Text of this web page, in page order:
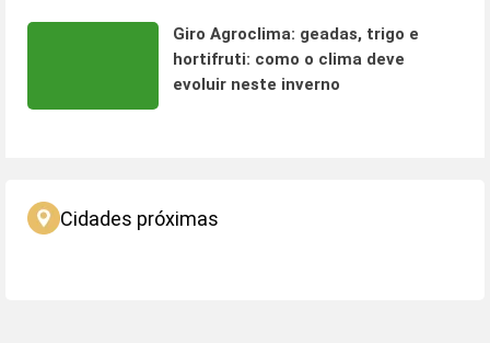
Giro Agroclima: geadas, trigo e
hortifruti: como o clima deve
evoluir neste inverno
Cidades próximas